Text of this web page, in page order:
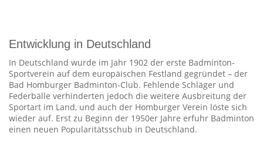
Entwicklung in Deutschland
In Deutschland wurde im Jahr 1902 der erste Badminton-
Sportverein auf dem europäischen Festland gegründet – der
Bad Homburger Badminton-Club. Fehlende Schläger und
Federbälle verhinderten jedoch die weitere Ausbreitung der
Sportart im Land, und auch der Homburger Verein löste sich
wieder auf. Erst zu Beginn der 1950er Jahre erfuhr Badminton
einen neuen Popularitätsschub in Deutschland.